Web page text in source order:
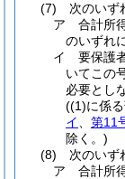
(7)
次のい
ア
合計所
のいずれ
イ
要保護
いてこの
必要とし
((1)に係
イ
第11
除く。)
(8)
次のい
ア
合計所